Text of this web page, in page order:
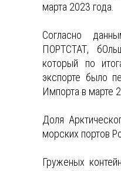
марта 2023 года.
Согласно
ПОРТСТАТ,
который по
экспорте было
Импорта в марте
Доля
морских портов
Груженых